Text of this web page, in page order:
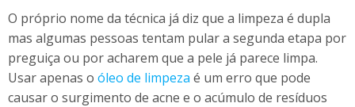
O próprio nome da técnica já diz que a limpeza é dupla
mas algumas pessoas tentam pular a segunda etapa por
preguiça ou por acharem que a pele já parece limpa.
Usar apenas o óleo de limpeza é um erro que pode
causar o surgimento de acne e o acúmulo de resíduos